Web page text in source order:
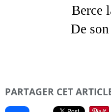
Berce
De
PARTAGER CET